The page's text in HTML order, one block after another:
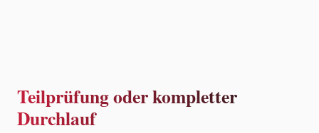
Teilprüfung oder kompletter
Durchlauf